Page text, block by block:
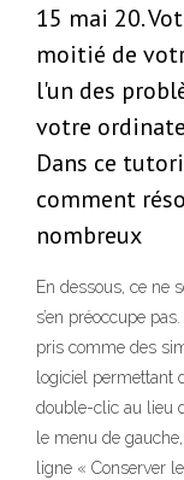
15 mai 20.
moitié de
l'un des
votre
Dans ce
comment
nombreux
En dessous, ce ne
s’en préoccupe
pris comme des
logiciel permettant
double-clic au lieu
le menu de
ligne « Conserver